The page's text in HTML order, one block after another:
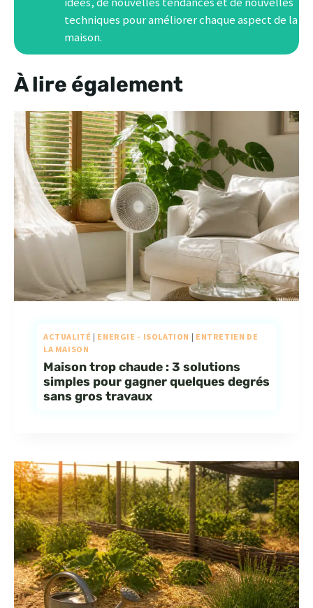
techniques pour améliorer chaque aspect de la
maison.
À lire également
ACTUALITÉ | ENERGIE - ISOLATION | ENTRETIEN DE
LA MAISON
Maison trop chaude : 3 solutions
simples pour gagner quelques degrés
sans gros travaux